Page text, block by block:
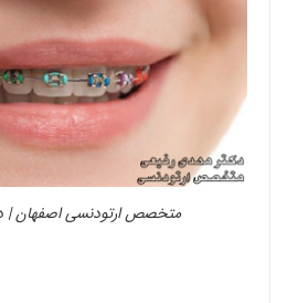
متخصص ارتودنسی اصفهان |